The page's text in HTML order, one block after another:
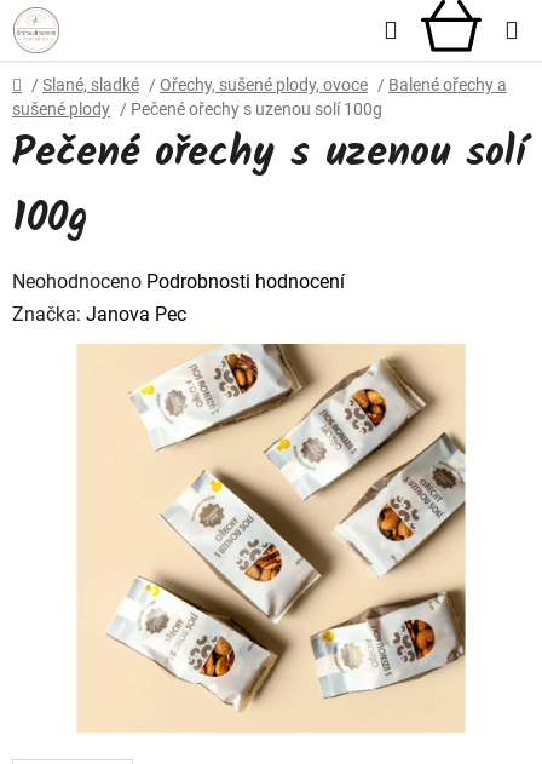
Přejít
na
obsah
Hledat
Domů
/ Slané, sladké / Ořechy, sušené plody, ovoce / Balené ořechy a
sušené plody / Pečené ořechy s uzenou solí 100g
Pečené ořechy s uzenou solí
100g
Průměrné
hodnocení
produktu
Neohodnoceno Podrobnosti hodnocení
Značka: Janova Pec